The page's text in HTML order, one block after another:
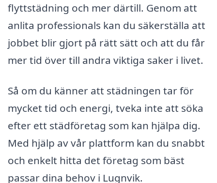
flyttstädning och mer därtill. Genom att
anlita professionals kan du säkerställa att
jobbet blir gjort på rätt sätt och att du får
mer tid över till andra viktiga saker i livet.
Så om du känner att städningen tar för
mycket tid och energi, tveka inte att söka
efter ett städföretag som kan hjälpa dig.
Med hjälp av vår plattform kan du snabbt
och enkelt hitta det företag som bäst
passar dina behov i Lugnvik.